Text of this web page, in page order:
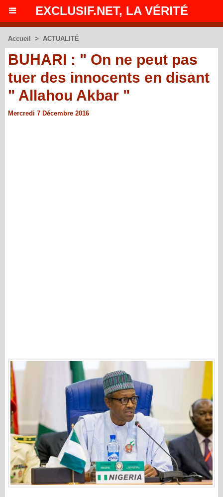
EXCLUSIF.NET, LA VÉRITÉ
Accueil > ACTUALITÉ
BUHARI : " On ne peut pas
tuer des innocents en disant
" Allahou Akbar "
Mercredi 7 Décembre 2016